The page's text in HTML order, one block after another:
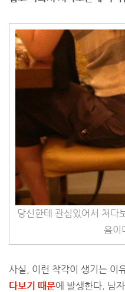
당신한테 관심있어서 쳐다
음이
사실, 이런 착각이 생기는 이
다보기 때문에 발생한다. 남